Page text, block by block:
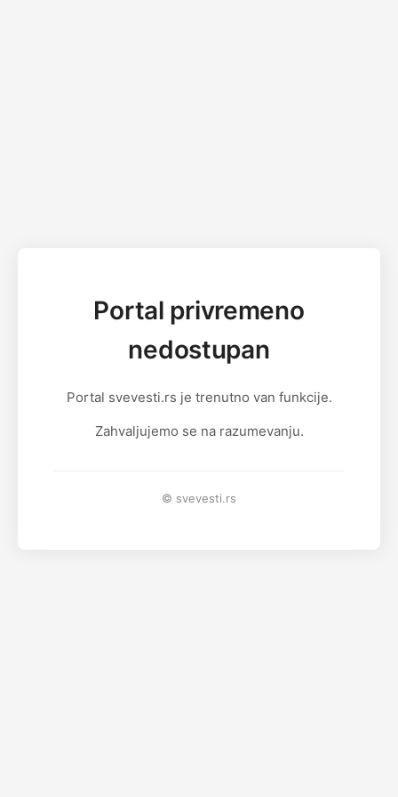
Portal privremeno
nedostupan
Portal svevesti.rs je trenutno van funkcije.
Zahvaljujemo se na razumevanju.
© svevesti.rs